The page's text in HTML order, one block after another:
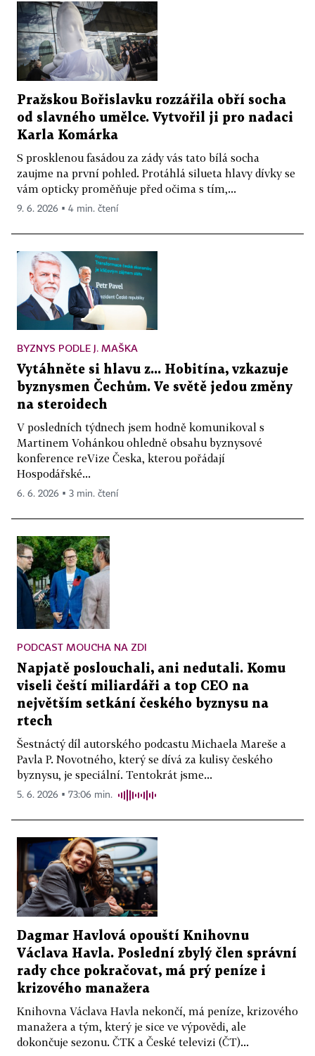
Pražskou Bořislavku rozzářila obří socha
od slavného umělce. Vytvořil ji pro nadaci
Karla Komárka
S prosklenou fasádou za zády vás tato bílá socha
zaujme na první pohled. Protáhlá silueta hlavy dívky se
vám opticky proměňuje před očima s tím,...
9. 6. 2026 ▪ 4 min. čtení
BYZNYS PODLE J. MAŠKA
Vytáhněte si hlavu z... Hobitína, vzkazuje
byznysmen Čechům. Ve světě jedou změny
na steroidech
V posledních týdnech jsem hodně komunikoval s
Martinem Vohánkou ohledně obsahu byznysové
konference reVize Česka, kterou pořádají
Hospodářské...
6. 6. 2026 ▪ 3 min. čtení
PODCAST MOUCHA NA ZDI
Napjatě poslouchali, ani nedutali. Komu
viseli čeští miliardáři a top CEO na
největším setkání českého byznysu na
rtech
Šestnáctý díl autorského podcastu Michaela Mareše a
Pavla P. Novotného, který se dívá za kulisy českého
byznysu, je speciální. Tentokrát jsme...
5. 6. 2026 ▪ 73:06 min.
Dagmar Havlová opouští Knihovnu
Václava Havla. Poslední zbylý člen správní
rady chce pokračovat, má prý peníze i
krizového manažera
Knihovna Václava Havla nekončí, má peníze, krizového
manažera a tým, který je sice ve výpovědi, ale
dokončuje sezonu. ČTK a České televizi (ČT)...